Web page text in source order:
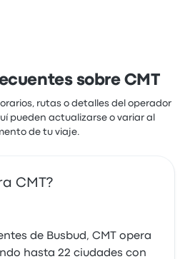
sobre CMT
rutas o detalles del operador
pueden actualizarse o variar al
de tu viaje.
CMT?
de Busbud, CMT opera
hasta 22 ciudades con